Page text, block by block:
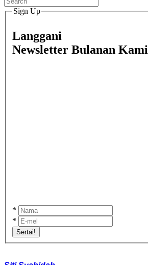
Sign Up
Langgani
Newsletter Bulanan Kami
*
*
Sertai!